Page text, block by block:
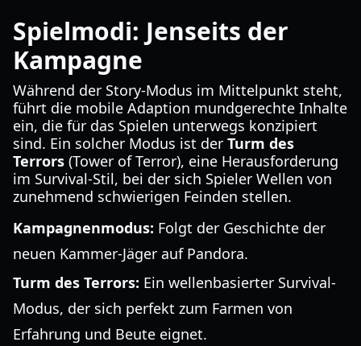
Spielmodi: Jenseits der
Kampagne
Während der Story-Modus im Mittelpunkt steht,
führt die mobile Adaption mundgerechte Inhalte
ein, die für das Spielen unterwegs konzipiert
sind. Ein solcher Modus ist der Turm des
Terrors (Tower of Terror), eine Herausforderung
im Survival-Stil, bei der sich Spieler Wellen von
zunehmend schwierigen Feinden stellen.
Kampagnenmodus: Folgt der Geschichte der
neuen Kammer-Jäger auf Pandora.
Turm des Terrors: Ein wellenbasierter Survival-
Modus, der sich perfekt zum Farmen von
Erfahrung und Beute eignet.